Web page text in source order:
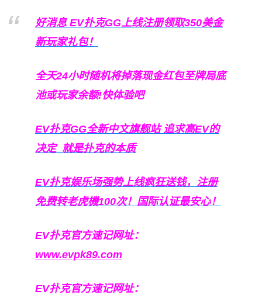
好消息 EV扑克GG上线注册领取350美金
新玩家礼包！
全天24小时随机将掉落现金红包至牌局底
池或玩家余额!快体验吧
EV扑克GG全新中文旗舰站追求高EV的
决定 就是扑克的本质
EV扑克娱乐场强势上线疯狂送钱，注册
免费转老虎機100次！国际认证最安心！
EV扑克官方速记网址：
www.evpk89.com
EV扑克官方速记网址：